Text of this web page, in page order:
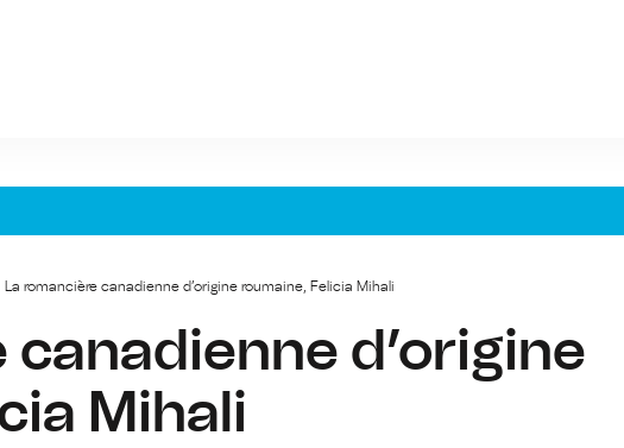
La romancière canadienne d’origine roumaine, Felicia Mihali
canadienne d’origine
Mihali